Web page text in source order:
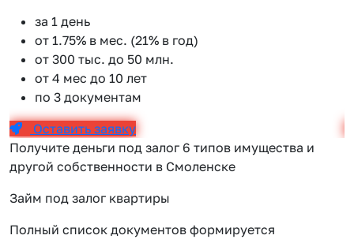
за 1 день
от 1.75% в мес. (21% в год)
от 300 тыс. до 50 млн.
от 4 мес до 10 лет
по 3 документам
Оставить заявку
Получите деньги под залог 6 типов имущества и
другой собственности в Смоленске
Займ под залог квартиры
Полный список документов формируется